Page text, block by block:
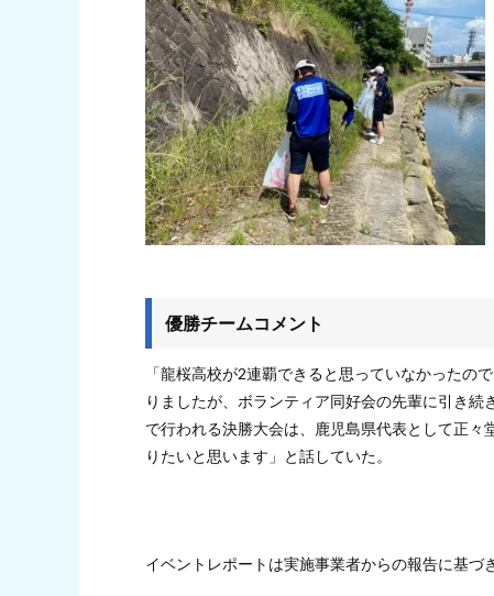
優勝チームコメント
「龍桜高校が2連覇できると思っていなかったの
りましたが、ボランティア同好会の先輩に引き
で行われる決勝大会は、鹿児島県代表として正
りたいと思います」と話していた。
イベントレポートは実施事業者からの報告に基づ